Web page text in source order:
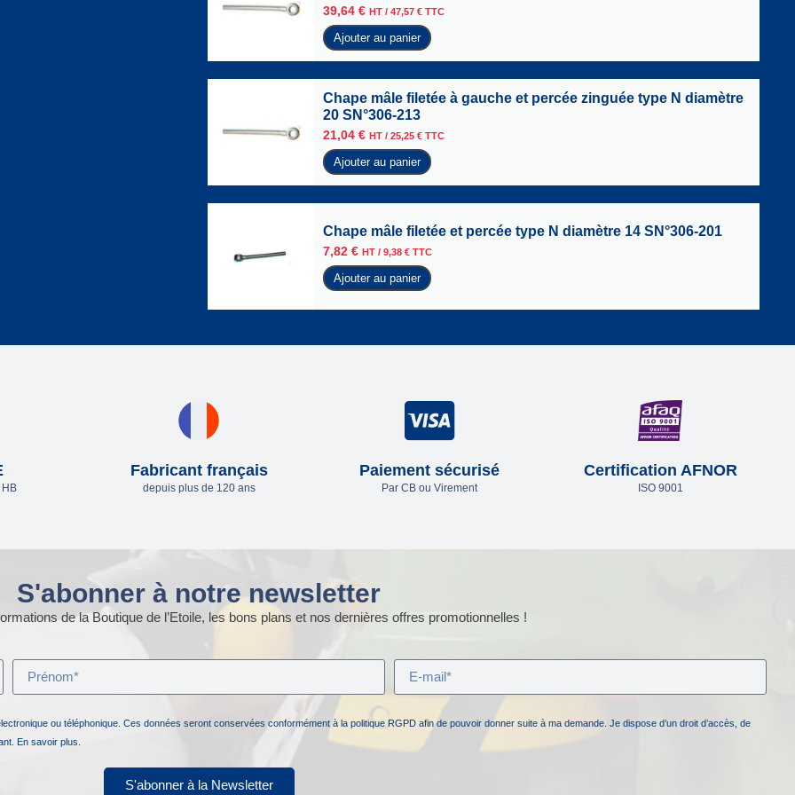
39,64 € HT / 47,57 € TTC
Ajouter au panier
Chape mâle filetée à gauche et percée zinguée type N diamètre
20 SN°306-213
21,04 € HT / 25,25 € TTC
Ajouter au panier
Chape mâle filetée et percée type N diamètre 14 SN°306-201
7,82 € HT / 9,38 € TTC
Ajouter au panier
Fabricant français
depuis plus de 120 ans
Paiement sécurisé
Par CB ou Virement
Certification AFNOR
ISO 9001
S'abonner à notre newsletter
de la Boutique de l’Etoile, les bons plans et nos dernières offres promotionnelles !
ou téléphonique. Ces données seront conservées conformément à la politique RGPD afin de pouvoir donner suite à ma demande. Je dispose d’un droit d’accès, de
En savoir plus.
S'abonner à la Newsletter